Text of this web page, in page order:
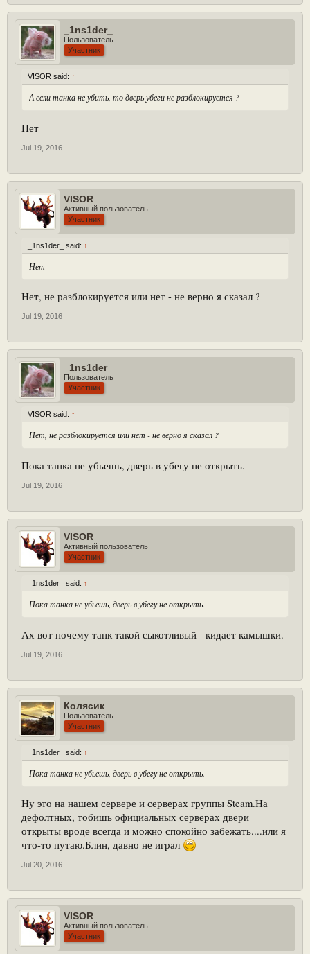
_1ns1der_
Пользователь
Участник
VISOR said: ↑
А если танка не убить, то дверь убеги не разблокируется ?
Нет
Jul 19, 2016
VISOR
Активный пользователь
Участник
_1ns1der_ said: ↑
Нет
Нет, не разблокируется или нет - не верно я сказал ?
Jul 19, 2016
_1ns1der_
Пользователь
Участник
VISOR said: ↑
Нет, не разблокируется или нет - не верно я сказал ?
Пока танка не убьешь, дверь в убегу не открыть.
Jul 19, 2016
VISOR
Активный пользователь
Участник
_1ns1der_ said: ↑
Пока танка не убьешь, дверь в убегу не открыть.
Ах вот почему танк такой сыкотливый - кидает камышки.
Jul 19, 2016
Колясик
Пользователь
Участник
_1ns1der_ said: ↑
Пока танка не убьешь, дверь в убегу не открыть.
Ну это на нашем сервере и серверах группы Steam.На
дефолтных, тобишь официальных серверах двери
открыты вроде всегда и можно спокойно забежать....или я
что-то путаю.Блин, давно не играл
Jul 20, 2016
VISOR
Активный пользователь
Участник